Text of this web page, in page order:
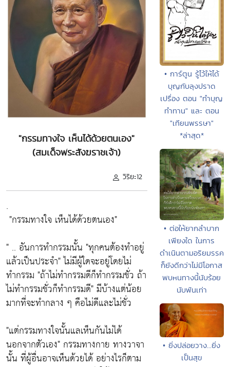
"กรรมทางใจ เห็นได้ด้วยตนเอง"
(สมเด็จพระสังฆราชเจ้า)
วิริยะ12
.
"กรรมทางใจ เห็นได้ด้วยตนเอง"
" .. อันการทำกรรมนั้น "ทุกคนต้องทำอยู่
แล้วเป็นประจำ"ไม่มีผู้ใดจะอยู่โดยไม่
ทำกรรม "ถ้าไม่ทำกรรมดีก็ทำกรรมชั่ว ถ้า
ไม่ทำกรรมชั่วก็ทำกรรมดี"มีบ้างแต่น้อย
มากที่จะทำกลาง ๆ คือไม่ดีและไม่ชั่ว
"แต่กรรมทางใจนั้นแลเห็นกันไม่ได้
นอกจากตัวเอง" กรรมทางกาย ทางวาจา
นั้น ที่ผู้อื่นอาจเห็นด้วยได้ อย่างไรก็ตาม
• การ์ตูน รู้ไว้ให้ได้
บุญกับลุงปราด
เปรื่อง ตอน "ทำบุญ
ทำทาน" และ ตอน
"เทียนพรรษา"
*ล่าสุด*
• ต่อให้ยากลำบาก
เพียงใด ในการ
ดำเนินตามอริยมรรค
ก็ยังดีกว่าไม่มีโอกาส
พบหนทางนี้นับร้อย
นับพันเท่า
• ยิ่งปล่อยวาง...ยิ่ง
เป็นสุข